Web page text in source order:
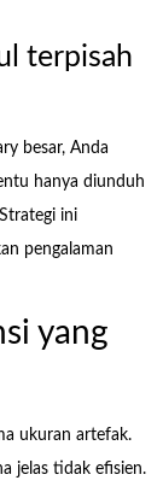
terpisah
besar, Anda
hanya diunduh
ini
pengalaman
yang
ukuran artefak.
jelas tidak efisien.